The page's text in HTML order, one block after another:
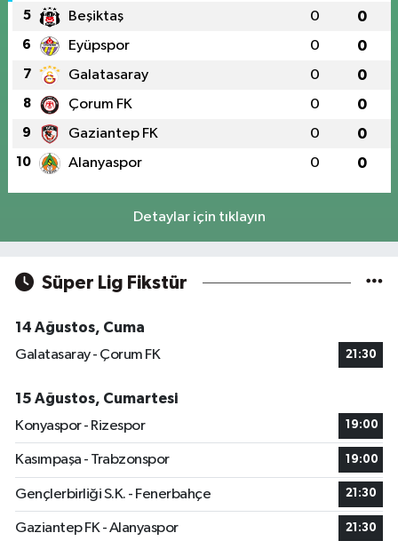
5 Beşiktaş 0 0
6 Eyüpspor 0 0
7 Galatasaray 0 0
8 Çorum FK 0 0
9 Gaziantep FK 0 0
10 Alanyaspor 0 0
Detaylar için tıklayın
Süper Lig Fikstür
14 Ağustos, Cuma
Galatasaray - Çorum FK
21:30
15 Ağustos, Cumartesi
Konyaspor - Rizespor
19:00
Kasımpaşa - Trabzonspor 19:00
Gençlerbirliği S.K. - Fenerbahçe 21:30
Gaziantep FK - Alanyaspor 21:30